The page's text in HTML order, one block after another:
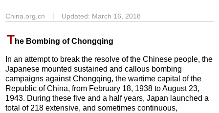
China.org.cn Updated: March 16, 2018
The Bombing of Chongqing
In an attempt to break the resolve of the Chinese people, the
Japanese mounted sustained and callous bombing
campaigns against Chongqing, the wartime capital of the
Republic of China, from February 18, 1938 to August 23,
1943. During these five and a half years, Japan launched a
total of 218 extensive, and sometimes continuous,